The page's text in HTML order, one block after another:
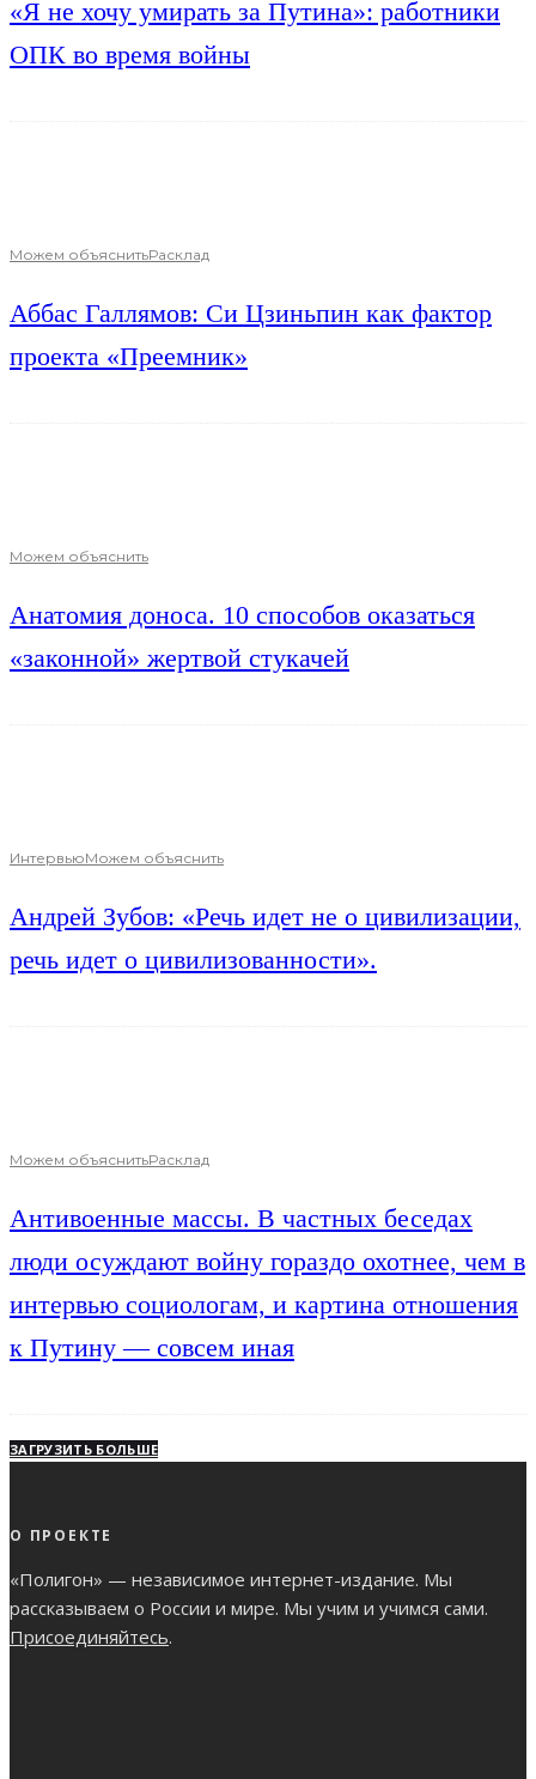
«Я не хочу умирать за Путина»: работники
ОПК во время войны
Можем объяснитьРасклад
Аббас Галлямов: Си Цзиньпин как фактор
проекта «Преемник»
Можем объяснить
Анатомия доноса. 10 способов оказаться
«законной» жертвой стукачей
ИнтервьюМожем объяснить
Андрей Зубов: «Речь идет не о цивилизации,
речь идет о цивилизованности».
Можем объяснитьРасклад
Антивоенные массы. В частных беседах
люди осуждают войну гораздо охотнее, чем в
интервью социологам, и картина отношения
к Путину — совсем иная
ЗАГРУЗИТЬ БОЛЬШЕ
О ПРОЕКТЕ
«Полигон» — независимое интернет-издание. Мы
рассказываем о России и мире. Мы учим и учимся сами.
Присоединяйтесь.